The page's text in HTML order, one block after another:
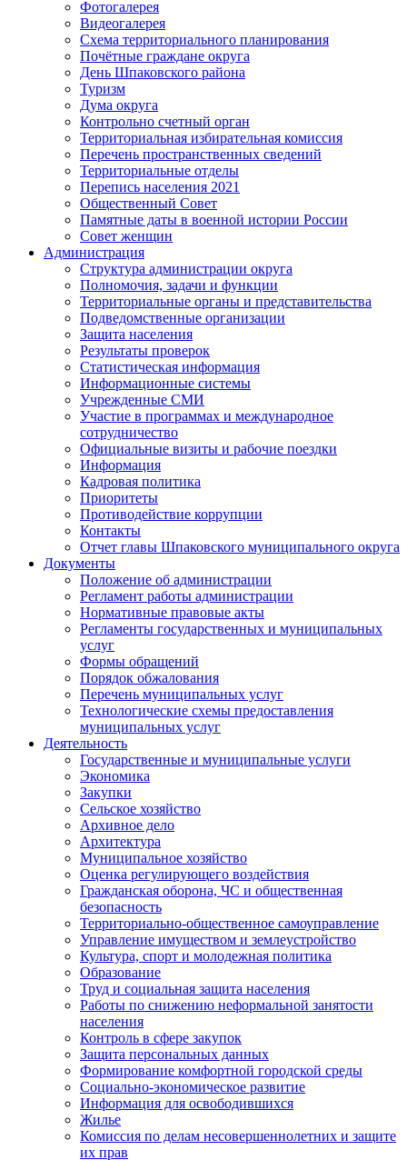
Фотогалерея
Видеогалерея
Схема территориального планирования
Почётные граждане округа
День Шпаковского района
Туризм
Дума округа
Контрольно счетный орган
Территориальная избирательная комиссия
Перечень пространственных сведений
Территориальные отделы
Перепись населения 2021
Общественный Совет
Памятные даты в военной истории России
Совет женщин
Администрация
Структура администрации округа
Полномочия, задачи и функции
Территориальные органы и представительства
Подведомственные организации
Защита населения
Результаты проверок
Статистическая информация
Информационные системы
Учрежденные СМИ
Участие в программах и международное
сотрудничество
Официальные визиты и рабочие поездки
Информация
Кадровая политика
Приоритеты
Противодействие коррупции
Контакты
Отчет главы Шпаковского муниципального округа
Документы
Положение об администрации
Регламент работы администрации
Нормативные правовые акты
Регламенты государственных и муниципальных
услуг
Формы обращений
Порядок обжалования
Перечень муниципальных услуг
Технологические схемы предоставления
муниципальных услуг
Деятельность
Государственные и муниципальные услуги
Экономика
Закупки
Сельское хозяйство
Архивное дело
Архитектура
Муниципальное хозяйство
Оценка регулирующего воздействия
Гражданская оборона, ЧС и общественная
безопасность
Территориально-общественное самоуправление
Управление имуществом и землеустройство
Культура, спорт и молодежная политика
Образование
Труд и социальная защита населения
Работы по снижению неформальной занятости
населения
Контроль в сфере закупок
Защита персональных данных
Формирование комфортной городской среды
Социально-экономическое развитие
Информация для освободившихся
Жилье
Комиссия по делам несовершеннолетних и защите
их прав